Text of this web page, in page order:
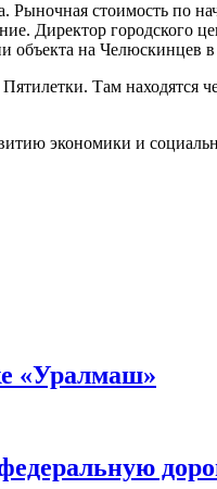
стоимость по
Директор городского
объекта на
Там находятся
экономики и
«Уралмаш»